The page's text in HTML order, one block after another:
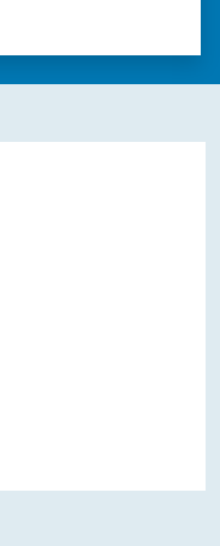
a 5 stelle)la chiarezza delle